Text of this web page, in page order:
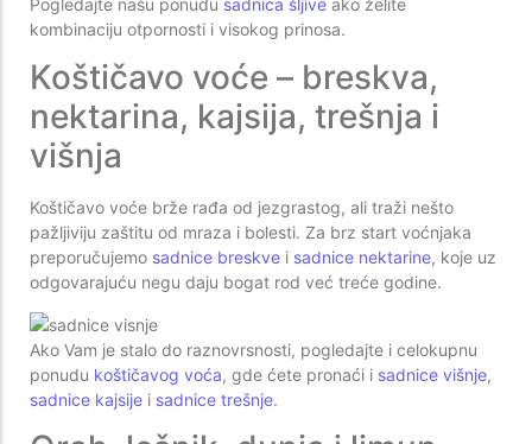
kombinaciju otpornosti i visokog prinosa.
Koštičavo voće – breskva,
nektarina, kajsija, trešnja i
višnja
Koštičavo voće brže rađa od jezgrastog, ali traži nešto
pažljiviju zaštitu od mraza i bolesti. Za brz start voćnjaka
preporučujemo sadnice breskve i sadnice nektarine, koje uz
odgovarajuću negu daju bogat rod već treće godine.
Ako Vam je stalo do raznovrsnosti, pogledajte i celokupnu
ponudu koštičavog voća, gde ćete pronaći i sadnice višnje,
sadnice kajsije i sadnice trešnje.